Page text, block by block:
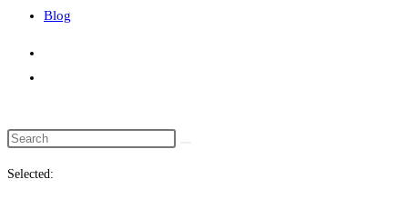
Blog
Selected: